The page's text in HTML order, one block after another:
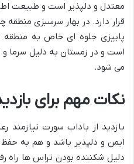
معتدل و دلپذیر است و طبیعت
قرار دارد. در بهار سرسبزی
پاییزی جلوه ای خاص به منطقه
است و در زمستان به دلیل سرما
می شود.
نکات مهم برای
بازدید از باداب سورت
ایمن و دلپذیر باشد و هم به
دلیل شکننده بودن تراس ها راه